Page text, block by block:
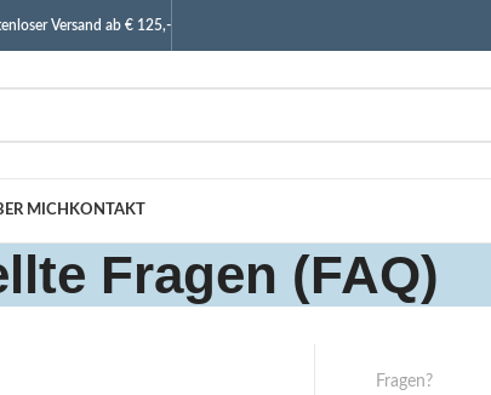
Versand ab € 125,-
MICH KONTAKT
Fragen (FAQ)
Fragen?